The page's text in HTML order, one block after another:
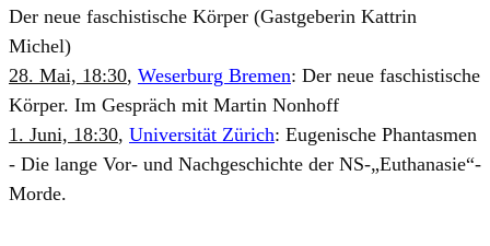
Der neue faschistische Körper (Gastgeberin Kattrin
Michel)
28. Mai, 18:30, Weserburg Bremen: Der neue faschistische
Körper. Im Gespräch mit Martin Nonhoff
1. Juni, 18:30, Universität Zürich: Eugenische Phantasmen
- Die lange Vor- und Nachgeschichte der NS-„Euthanasie“-
Morde.